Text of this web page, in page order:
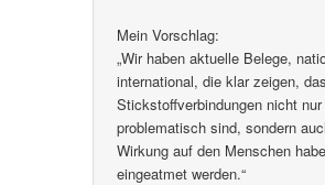
Mein Vorschlag:
„Wir haben aktuelle Belege,
international, die klar zeigen,
Stickstoffverbindungen nicht
problematisch sind, sondern
Wirkung auf den Menschen
eingeatmet werden.“